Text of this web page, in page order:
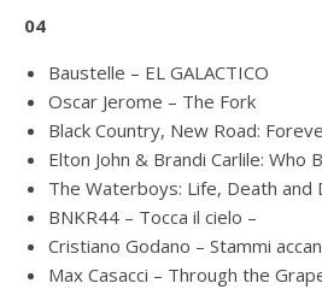
04
Baustelle – EL GALACTICO
Oscar Jerome – The Fork
Black Country, New Road:
Elton John & Brandi Carlile: Who
The Waterboys: Life, Death and
BNKR44 – Tocca il cielo –
Cristiano Godano – Stammi
Max Casacci – Through the